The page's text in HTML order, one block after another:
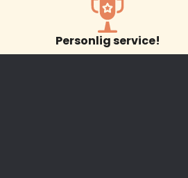
Personlig service!